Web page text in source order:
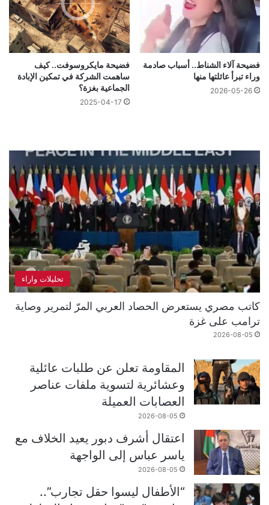
فضيحة آلاء الشناط.. أسباب صادمة
وراء تبرأ عائلتها منها
2026-05-26
فضيحة مايكروسوفت.. كيف
ساهمت الشركة في تمكين الإبادة
الجماعية بغزة؟
2025-04-17
تحليلات واراء
كاتب مصري يستعرض الحصاد العربي المرّ لتمرير وصاية
ترامب على غزة
2026-08-05
المقاومة تعلن عن طلبات عائلية
وعشائرية لتسوية ملفات عناصر
العصابات العميلة
2026-08-05
اعتقال أشرف دبور يعيد الخلاف مع
ياسر عباس إلى الواجهة
2026-08-05
“الأطفال ليسوا حقل تجارب”..